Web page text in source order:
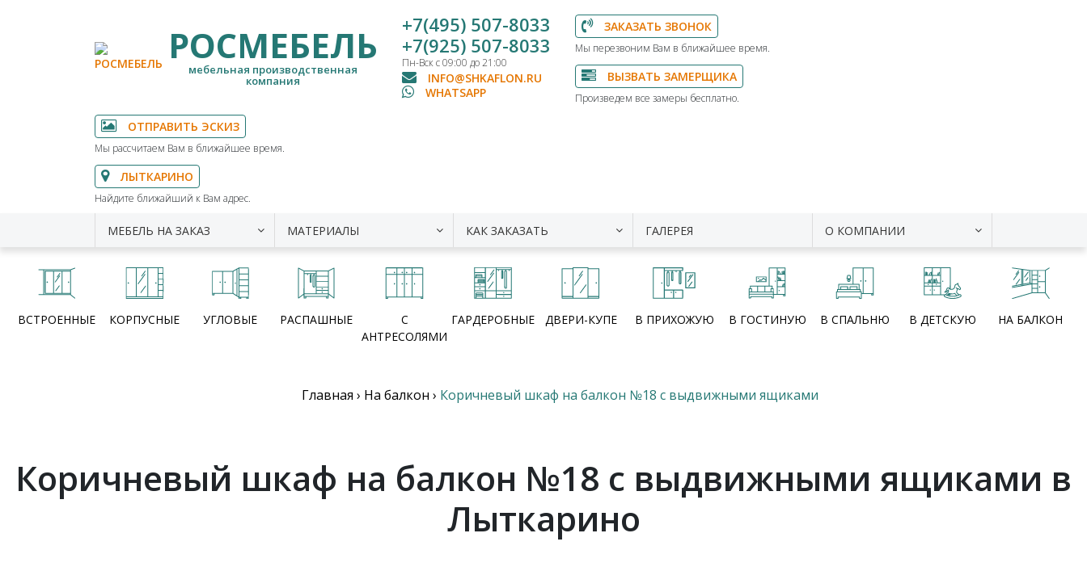
РОСМЕБЕЛЬ
мебельная производственная
компания
+7(495) 507-8033
+7(925) 507-8033
Пн-Вск с 09:00 до 21:00
INFO@SHKAFLON.RU
WHATSAPP
ЗАКАЗАТЬ ЗВОНОК
Мы перезвоним Вам в ближайшее время.
ВЫЗВАТЬ ЗАМЕРЩИКА
Произведем все замеры бесплатно.
ОТПРАВИТЬ ЭСКИЗ
Мы рассчитаем Вам в ближайшее время.
ЛЫТКАРИНО
Найдите ближайший к Вам адрес.
МЕБЕЛЬ НА ЗАКАЗ МАТЕРИАЛЫ КАК ЗАКАЗАТЬ ГАЛЕРЕЯ О КОМПАНИИ
ВСТРОЕННЫЕ КОРПУСНЫЕ УГЛОВЫЕ РАСПАШНЫЕ
С
АНТРЕСОЛЯМИ
ГАРДЕРОБНЫЕ ДВЕРИ-КУПЕ В ПРИХОЖУЮ В ГОСТИНУЮ В СПАЛЬНЮ В ДЕТСКУЮ НА БАЛКОН
Главная › На балкон › Коричневый шкаф на балкон №18 с выдвижными ящиками
Коричневый шкаф на балкон №18 с выдвижными ящиками в
Лыткарино